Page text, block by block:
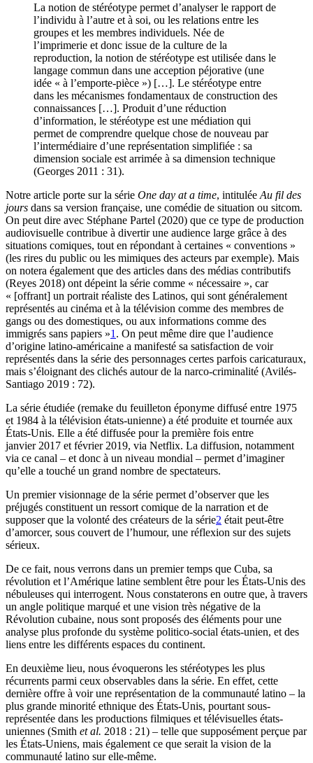
La notion de stéréotype permet d’analyser le rapport de
l’individu à l’autre et à soi, ou les relations entre les
groupes et les membres individuels. Née de
l’imprimerie et donc issue de la culture de la
reproduction, la notion de stéréotype est utilisée dans le
langage commun dans une acception péjorative (une
idée « à l’emporte-pièce ») […]. Le stéréotype entre
dans les mécanismes fondamentaux de construction des
connaissances […]. Produit d’une réduction
d’information, le stéréotype est une médiation qui
permet de comprendre quelque chose de nouveau par
l’intermédiaire d’une représentation simplifiée : sa
dimension sociale est arrimée à sa dimension technique
(Georges 2011 : 31).
Notre article porte sur la série One day at a time, intitulée Au fil des
jours dans sa version française, une comédie de situation ou sitcom.
On peut dire avec Stéphane Partel (2020) que ce type de production
audiovisuelle contribue à divertir une audience large grâce à des
situations comiques, tout en répondant à certaines « conventions »
(les rires du public ou les mimiques des acteurs par exemple). Mais
on notera également que des articles dans des médias contributifs
(Reyes 2018) ont dépeint la série comme « nécessaire », car
« [offrant] un portrait réaliste des Latinos, qui sont généralement
représentés au cinéma et à la télévision comme des membres de
gangs ou des domestiques, ou aux informations comme des
immigrés sans papiers »1 . On peut même dire que l’audience
d’origine latino-américaine a manifesté sa satisfaction de voir
représentés dans la série des personnages certes parfois caricaturaux,
mais s’éloignant des clichés autour de la narco-criminalité (Avilés-
Santiago 2019 : 72).
La série étudiée (remake du feuilleton éponyme diffusé entre 1975
et 1984 à la télévision états-unienne) a été produite et tournée aux
États-Unis. Elle a été diffusée pour la première fois entre
janvier 2017 et février 2019, via Netflix. La diffusion, notamment
via ce canal – et donc à un niveau mondial – permet d’imaginer
qu’elle a touché un grand nombre de spectateurs.
Un premier visionnage de la série permet d’observer que les
préjugés constituent un ressort comique de la narration et de
supposer que la volonté des créateurs de la série2 était peut-être
d’amorcer, sous couvert de l’humour, une réflexion sur des sujets
sérieux.
De ce fait, nous verrons dans un premier temps que Cuba, sa
révolution et l’Amérique latine semblent être pour les États-Unis des
nébuleuses qui interrogent. Nous constaterons en outre que, à travers
un angle politique marqué et une vision très négative de la
Révolution cubaine, nous sont proposés des éléments pour une
analyse plus profonde du système politico-social états-unien, et des
liens entre les différents espaces du continent.
En deuxième lieu, nous évoquerons les stéréotypes les plus
récurrents parmi ceux observables dans la série. En effet, cette
dernière offre à voir une représentation de la communauté latino – la
plus grande minorité ethnique des États-Unis, pourtant sous-
représentée dans les productions filmiques et télévisuelles états-
uniennes (Smith et al. 2018 : 21) – telle que supposément perçue par
les États-Uniens, mais également ce que serait la vision de la
communauté latino sur elle-même.